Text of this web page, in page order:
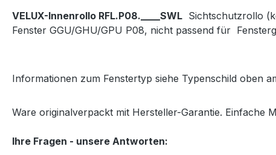
VELUX-Innenrollo RFL.P08.____SWL Sichtschutzrollo
Fenster GGU/GHU/GPU P08, nicht passend für
Informationen zum Fenstertyp siehe Typenschild oben
Ware originalverpackt mit Hersteller-Garantie. Einfache
Ihre Fragen - unsere Antworten: